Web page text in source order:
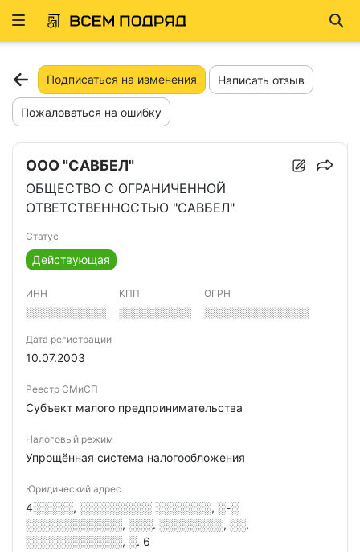
Развернуть
Подписаться на изменения Написать отзыв
Пожаловаться на ошибку
ООО "САВБЕЛ"
ОБЩЕСТВО С ОГРАНИЧЕННОЙ
ОТВЕТСТВЕННОСТЬЮ "САВБЕЛ"
Статус
Действующая
ИНН
░░░░░░░░░░
КПП
░░░░░░░░░
ОГРН
░░░░░░░░░░░░░
Дата регистрации
10.07.2003
Реестр СМиСП
Субъект малого предпринимательства
Налоговый режим
Упрощённая система налогообложения
Юридический адрес
4░░░░░, ░░░░░░░░░ ░░░░░░░, ░-░
░░░░░░░░░░░░, ░░░. ░░░░░░░░, ░░.
░░░░░░░░░░░░, ░. 6